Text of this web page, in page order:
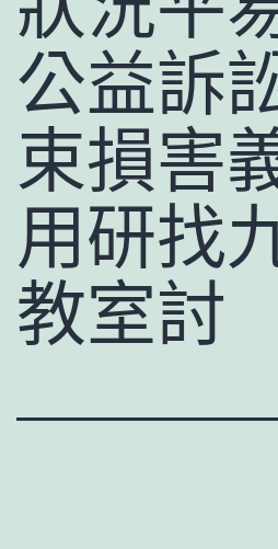
公益訴
束損害
用研找
教室討